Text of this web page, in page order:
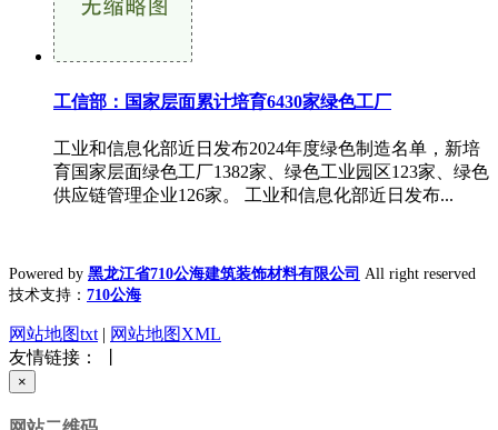
工信部：国家层面累计培育6430家绿色工厂
工业和信息化部近日发布2024年度绿色制造名单，新培
育国家层面绿色工厂1382家、绿色工业园区123家、绿色
供应链管理企业126家。 工业和信息化部近日发布...
Powered by 黑龙江省710公海建筑装饰材料有限公司 All right reserved
技术支持： 710公海
网站地图txt | 网站地图XML
友情链接： 丨
×